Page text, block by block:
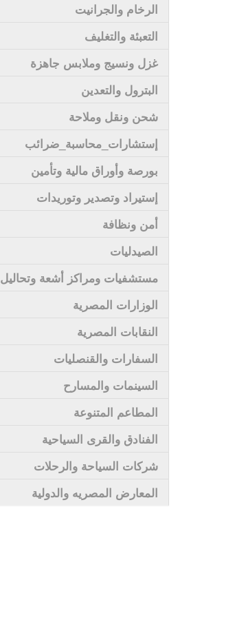
الرخام والجرانيت
التعبئة والتغليف
غزل ونسيج وملابس جاهزة
البترول والتعدين
شحن ونقل وملاحة
إستشارات_محاسبة_ضرائب
بورصة وأوراق مالية وتأمين
إستيراد وتصدير وتوريدات
أمن ونظافة
الصيدليات
مستشفيات ومراكز أشعة وتحاليل
الوزارات المصرية
النقابات المصرية
السفارات والقنصليات
السينمات والمسارح
المطاعم المتنوعة
الفنادق والقرى السياحية
شركات السياحة والرحلات
المعارض المصريه والدولية